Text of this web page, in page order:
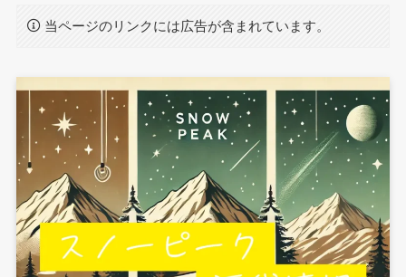
当ページのリンクには広告が含まれています。